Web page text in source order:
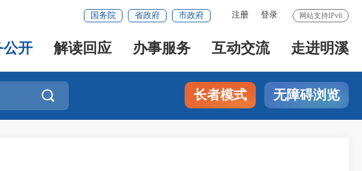
网站支持IPv6
注册 登录
国务院 省政府 市政府
公开 解读回应 办事服务 互动交流 走进明溪
 长者模式 无障碍浏览